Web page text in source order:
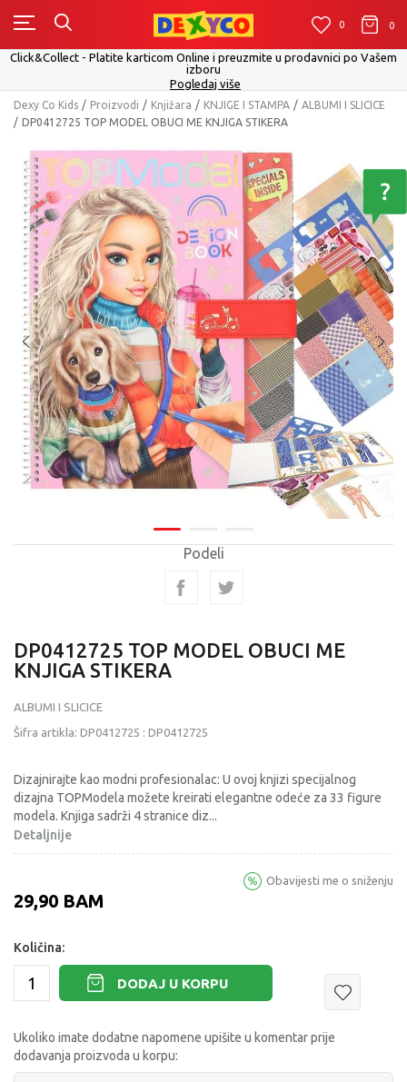
0 0
Click&Collect - Platite karticom Online i preuzmite u prodavnici po Vašem
izboru
Pogledaj više
Dexy Co Kids Proizvodi Knjižara KNJIGE I STAMPA
ALBUMI I SLICICE
DP0412725 TOP MODEL OBUCI ME KNJIGA STIKERA
Podeli
DP0412725 TOP MODEL OBUCI ME
KNJIGA STIKERA
ALBUMI I SLICICE
Šifra artikla: DP0412725 : DP0412725
Dizajnirajte kao modni profesionalac: U ovoj knjizi specijalnog
dizajna TOPModela možete kreirati elegantne odeće za 33 figure
modela. Knjiga sadrži 4 stranice diz...
Detaljnije
29,90 BAM
Obavijesti me o sniženju
Količina:
DODAJ U KORPU
Ukoliko imate dodatne napomene upišite u komentar prije
dodavanja proizvoda u korpu: